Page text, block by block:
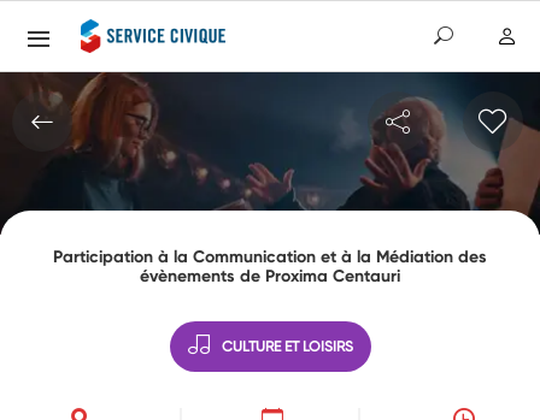
Participation à la Communication et à la Médiation des
évènements de Proxima Centauri
CULTURE ET LOISIRS